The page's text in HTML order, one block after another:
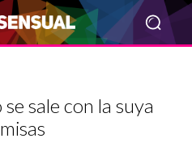
sale con la suya